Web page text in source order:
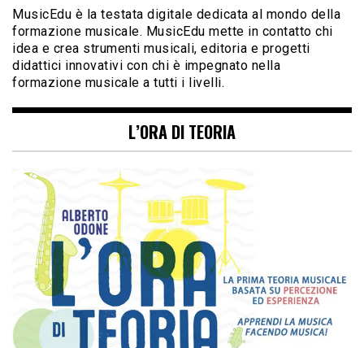
MusicEdu è la testata digitale dedicata al mondo della
formazione musicale. MusicEdu mette in contatto chi
idea e crea strumenti musicali, editoria e progetti
didattici innovativi con chi è impegnato nella
formazione musicale a tutti i livelli.
L’ORA DI TEORIA